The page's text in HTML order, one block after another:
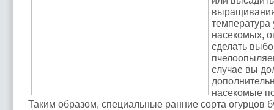
насекомых,
сделать
случае вы
насекомые
Таким образом, специальные ранние сорта огурцов